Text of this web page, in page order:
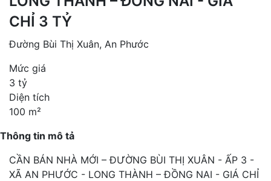
CHỈ 3 TỶ
Đường Bùi Thị Xuân, An Phước
Mức giá
3 tỷ
Diện tích
100 m²
Thông tin mô tả
CẦN BÁN NHÀ MỚI – ĐƯỜNG BÙI THỊ XUÂN - ẤP 3 -
XÃ AN PHƯỚC - LONG THÀNH – ĐỒNG NAI - GIÁ CHỈ